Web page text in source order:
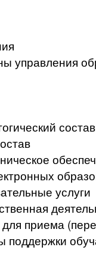
управления
состав
услуги
приема
поддержки